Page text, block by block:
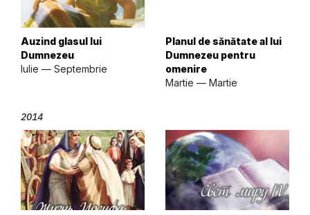
Auzind glasul lui
Dumnezeu
Iulie — Septembrie
Planul de sănătate al lui
Dumnezeu pentru
omenire
Martie — Martie
2014